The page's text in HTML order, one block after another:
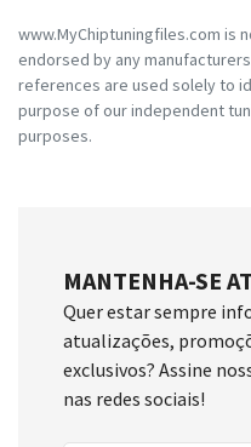
www.MyChiptuningfiles.com is
endorsed by any
references are used solely to
purpose of our independent
purposes.
MANTENHA-SE
Quer estar sempre
atualizações,
exclusivos? Assine
nas redes sociais!